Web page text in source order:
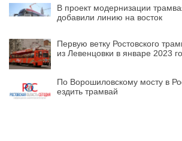
В проект модернизации
добавили линию на восток
Первую ветку Ростовского
из Левенцовки в январе 2023
По Ворошиловскому мосту в
ездить трамвай